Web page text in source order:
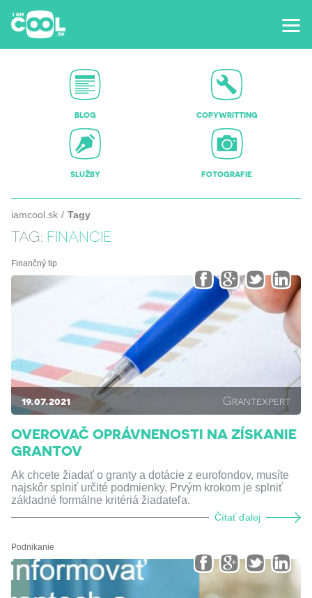
BLOG COPYWRITTING
SLUŽBY FOTOGRAFIE
iamcool.sk Tagy
TAG: FINANCIE
Finančný tip
19.07.2021 Grantexpert
OVEROVAČ OPRÁVNENOSTI NA ZÍSKANIE
GRANTOV
Ak chcete žiadať o granty a dotácie z eurofondov, musíte
najskôr splniť určité podmienky. Prvým krokom je splniť
základné formálne kritériá žiadateľa.
Čítať ďalej
Podnikanie